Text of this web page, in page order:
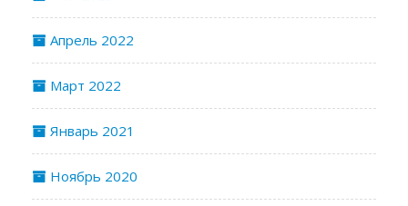
Апрель 2022
Март 2022
Январь 2021
Ноябрь 2020